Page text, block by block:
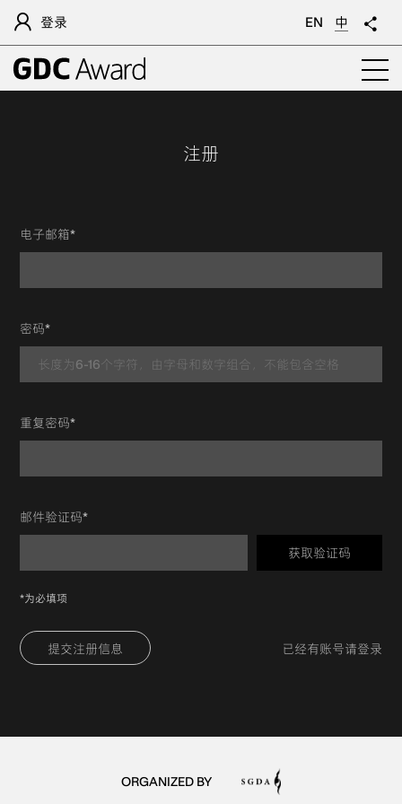
登录 EN 中
注册
电子邮箱*
密码*
重复密码*
邮件验证码*
获取验证码
*为必填项
提交注册信息 已经有账号请登录
ORGANIZED BY